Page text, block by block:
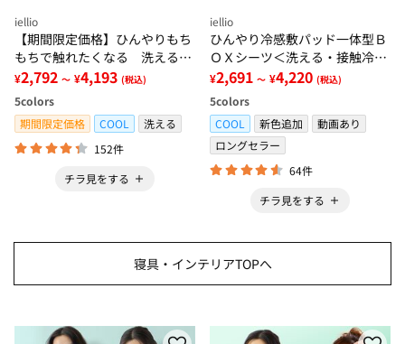
iellio
【期間限定価格】ひんやりもち
もちで触れたくなる 洗えるラ
グ＜低反発・滑りにくい・接触
冷感・防ダニ・カーペット＞
¥2,792 ～ ¥4,193 (税込)
5colors
期間限定価格
COOL
洗える
152件
チラ見をする
iellio
ひんやり冷感敷パッド一体型Ｂ
ＯＸシーツ＜洗える・接触冷
感・抗菌防臭・時短・家事楽・
ボックスシーツ・寝苦しさ対策
＞
¥2,691 ～ ¥4,220 (税込)
5colors
COOL
新色追加
動画あり
ロングセラー
64件
チラ見をする
寝具・インテリアTOPへ